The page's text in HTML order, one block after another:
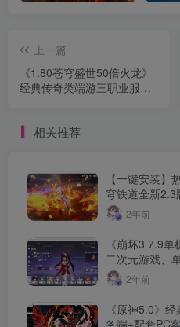
上一篇
《1.80苍穹盛世50倍火龙》
经典传奇类端游三职业服务
相关推荐
【一键安装】
穹铁道全新
动+免虚拟机
2年前
《崩坏3 7.9
二次元游戏、
限资源、附带
2年前
《原神5.0》